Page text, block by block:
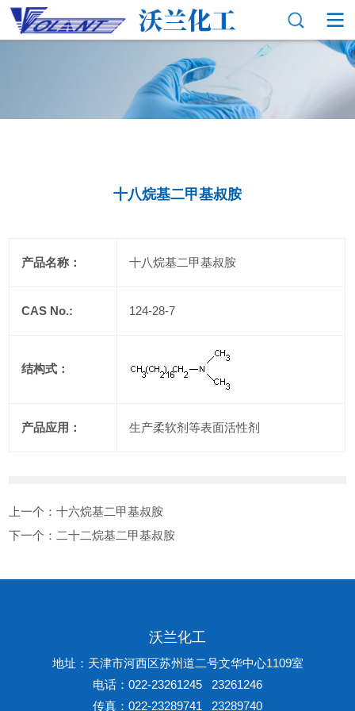
十八烷基二甲基叔胺
产品名称： 十八烷基二甲基叔胺
CAS No.: 124-28-7
结构式：
产品应用： 生产柔软剂等表面活性剂
上一个：十六烷基二甲基叔胺
下一个： 二十二烷基二甲基叔胺
沃兰化工
地址：天津市河西区苏州道二号文华中心1109室
电话：022-23261245 23261246
传真：022-23289741 23289740